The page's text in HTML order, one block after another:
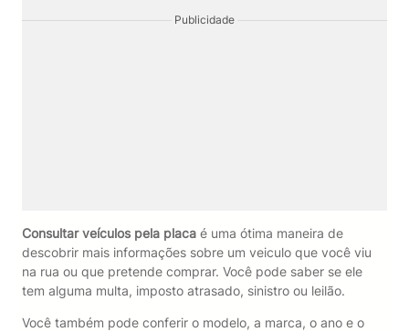
Publicidade
Consultar veículos pela placaé uma ótima maneira de
descobrir mais informações sobre um veiculo que você viu
na rua ou que pretende comprar. Você pode saber se ele
tem alguma multa, imposto atrasado, sinistro ou leilão.
Você também pode conferir o modelo, a marca, o ano e o